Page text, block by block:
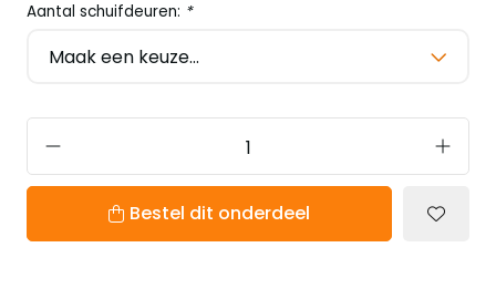
Aantal schuifdeuren: *
Bestel dit onderdeel